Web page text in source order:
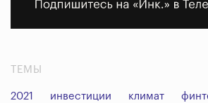
ТЕМЫ
2021 инвестиции климат